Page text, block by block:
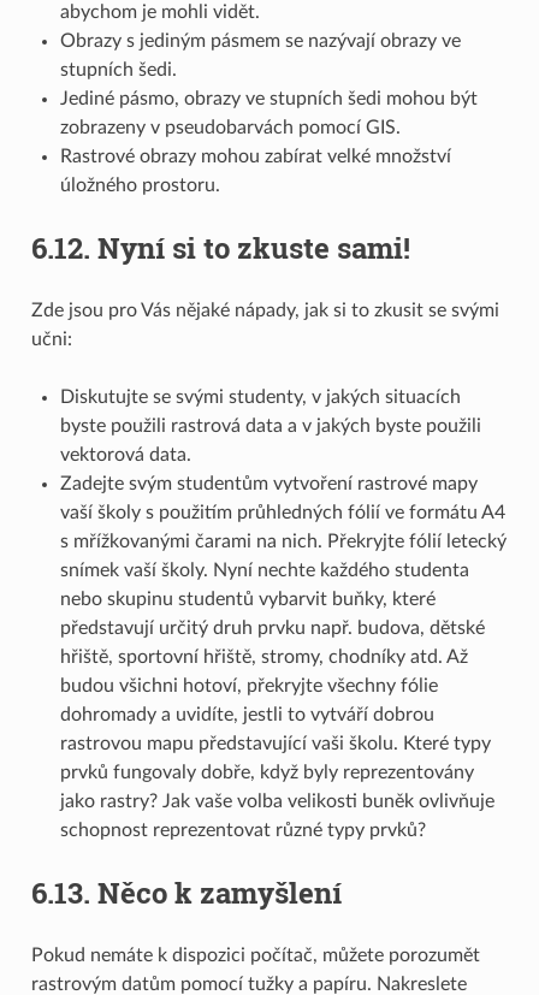
abychom je mohli vidět.
Obrazy s jediným pásmem se nazývají obrazy ve
stupních šedi.
Jediné pásmo, obrazy ve stupních šedi mohou být
zobrazeny v pseudobarvách pomocí GIS.
Rastrové obrazy mohou zabírat velké množství
úložného prostoru.
6.12. Nyní si to zkuste sami!
Zde jsou pro Vás nějaké nápady, jak si to zkusit se svými
učni:
Diskutujte se svými studenty, v jakých situacích
byste použili rastrová data a v jakých byste použili
vektorová data.
Zadejte svým studentům vytvoření rastrové mapy
vaší školy s použitím průhledných fólií ve formátu A4
s mřížkovanými čarami na nich. Překryjte fólií letecký
snímek vaší školy. Nyní nechte každého studenta
nebo skupinu studentů vybarvit buňky, které
představují určitý druh prvku např. budova, dětské
hřiště, sportovní hřiště, stromy, chodníky atd. Až
budou všichni hotoví, překryjte všechny fólie
dohromady a uvidíte, jestli to vytváří dobrou
rastrovou mapu představující vaši školu. Které typy
prvků fungovaly dobře, když byly reprezentovány
jako rastry? Jak vaše volba velikosti buněk ovlivňuje
schopnost reprezentovat různé typy prvků?
6.13. Něco k zamyšlení
Pokud nemáte k dispozici počítač, můžete porozumět
rastrovým datům pomocí tužky a papíru. Nakreslete